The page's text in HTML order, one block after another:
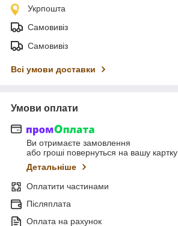
Укрпошта
Самовивіз
Самовивіз
Всі умови доставки
Умови оплати
Ви отримаєте замовлення
або гроші повернуться на вашу картку
Детальніше
Оплатити частинами
Післяплата
Оплата на рахунок